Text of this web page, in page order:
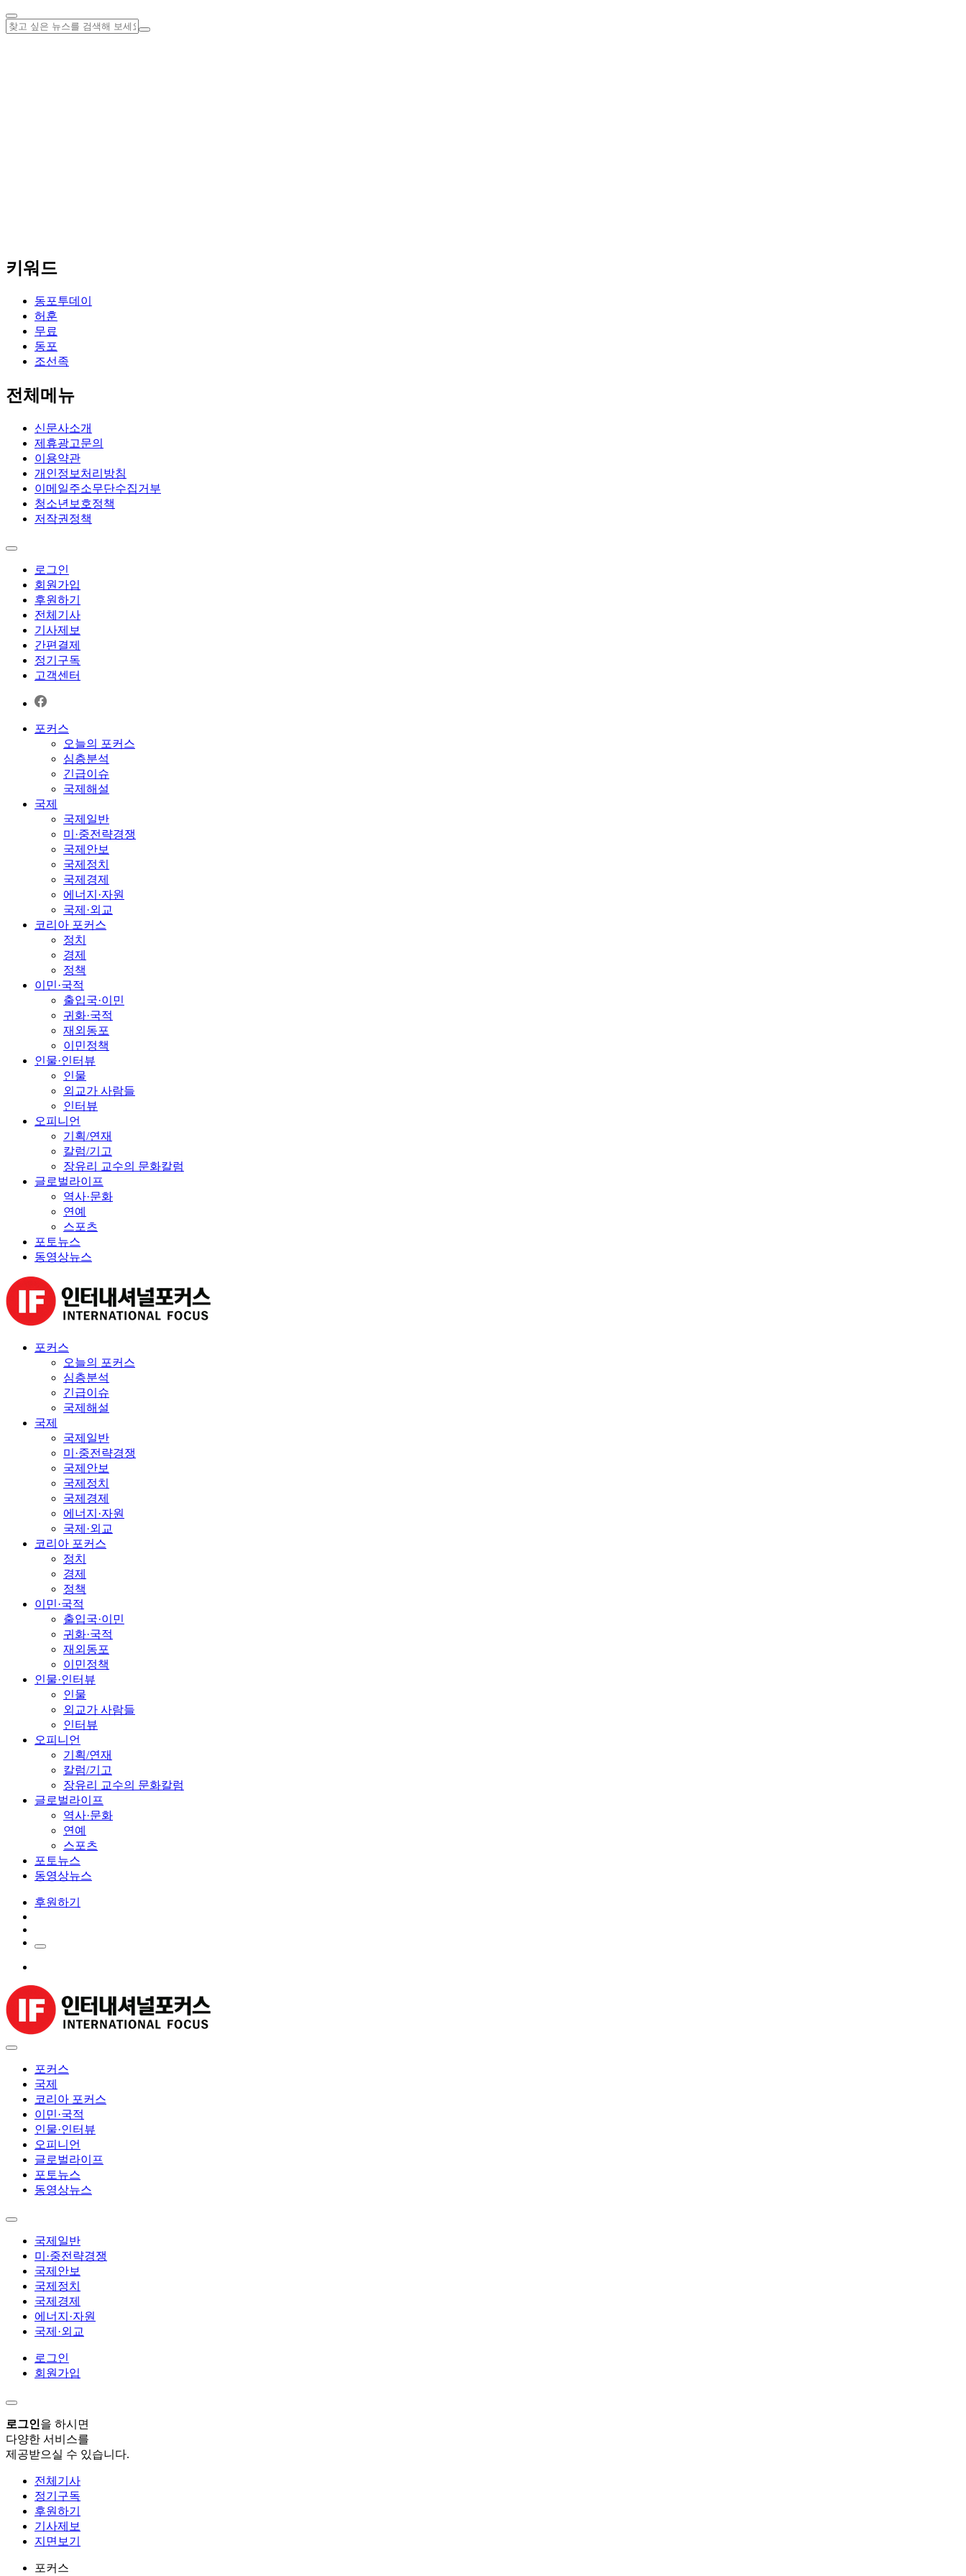
키워드
동포투데이
허훈
무료
동포
조선족
전체메뉴
신문사소개
제휴광고문의
이용약관
개인정보처리방침
이메일주소무단수집거부
청소년보호정책
저작권정책
로그인
회원가입
후원하기
전체기사
기사제보
간편결제
정기구독
고객센터
포커스
오늘의 포커스
심층분석
긴급이슈
국제해설
국제
국제일반
미·중전략경쟁
국제안보
국제정치
국제경제
에너지·자원
국제·외교
코리아 포커스
정치
경제
정책
이민·국적
출입국·이민
귀화·국적
재외동포
이민정책
인물·인터뷰
인물
외교가 사람들
인터뷰
오피니언
기획/연재
칼럼/기고
장유리 교수의 문화칼럼
글로벌라이프
역사·문화
연예
스포츠
포토뉴스
동영상뉴스
포커스
오늘의 포커스
심층분석
긴급이슈
국제해설
국제
국제일반
미·중전략경쟁
국제안보
국제정치
국제경제
에너지·자원
국제·외교
코리아 포커스
정치
경제
정책
이민·국적
출입국·이민
귀화·국적
재외동포
이민정책
인물·인터뷰
인물
외교가 사람들
인터뷰
오피니언
기획/연재
칼럼/기고
장유리 교수의 문화칼럼
글로벌라이프
역사·문화
연예
스포츠
포토뉴스
동영상뉴스
후원하기
포커스
국제
코리아 포커스
이민·국적
인물·인터뷰
오피니언
글로벌라이프
포토뉴스
동영상뉴스
국제일반
미·중전략경쟁
국제안보
국제정치
국제경제
에너지·자원
국제·외교
로그인
회원가입
로그인을 하시면
다양한 서비스를
제공받으실 수 있습니다.
전체기사
정기구독
후원하기
기사제보
지면보기
포커스